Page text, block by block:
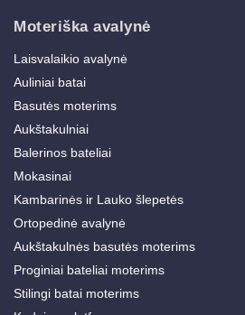
Moteriška avalynė
Laisvalaikio avalynė
Auliniai batai
Basutės moterims
Aukštakulniai
Balerinos bateliai
Mokasinai
Kambarinės ir Lauko šlepetės
Ortopedinė avalynė
Aukštakulnės basutės moterims
Proginiai bateliai moterims
Stilingi batai moterims